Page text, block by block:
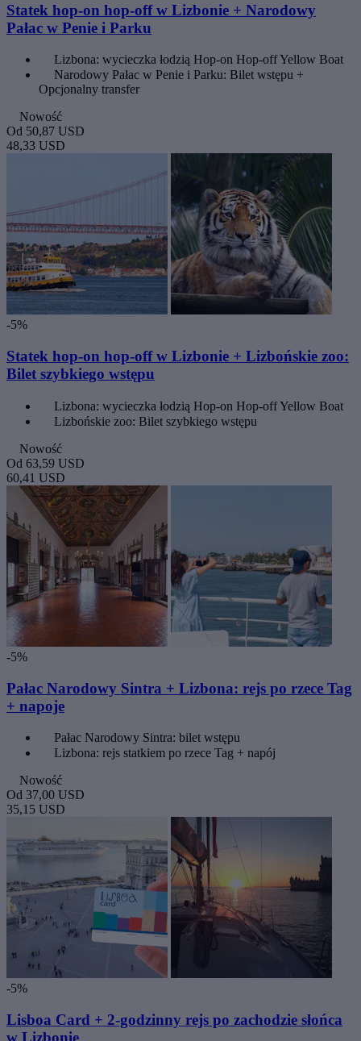
Statek hop-on hop-off w Lizbonie + Narodowy
Pałac w Penie i Parku
Lizbona: wycieczka łodzią Hop-on Hop-off Yellow Boat
Narodowy Pałac w Penie i Parku: Bilet wstępu +
Opcjonalny transfer
Nowość
Od 50,87 USD
48,33 USD
-5%
Statek hop-on hop-off w Lizbonie + Lizbońskie zoo:
Bilet szybkiego wstępu
Lizbona: wycieczka łodzią Hop-on Hop-off Yellow Boat
Lizbońskie zoo: Bilet szybkiego wstępu
Nowość
Od 63,59 USD
60,41 USD
-5%
Pałac Narodowy Sintra + Lizbona: rejs po rzece Tag
+ napoje
Pałac Narodowy Sintra: bilet wstępu
Lizbona: rejs statkiem po rzece Tag + napój
Nowość
Od 37,00 USD
35,15 USD
-5%
Lisboa Card + 2-godzinny rejs po zachodzie słońca
w Lizbonie